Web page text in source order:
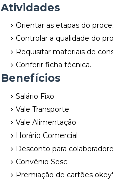
Atividades
Orientar as etapas do
Controlar a qualidade do
Requisitar materiais de
Conferir ficha técnica.
Benefícios
Salário Fixo
Vale Transporte
Vale Alimentação
Horário Comercial
Desconto para
Convênio Sesc
Premiação de cartões